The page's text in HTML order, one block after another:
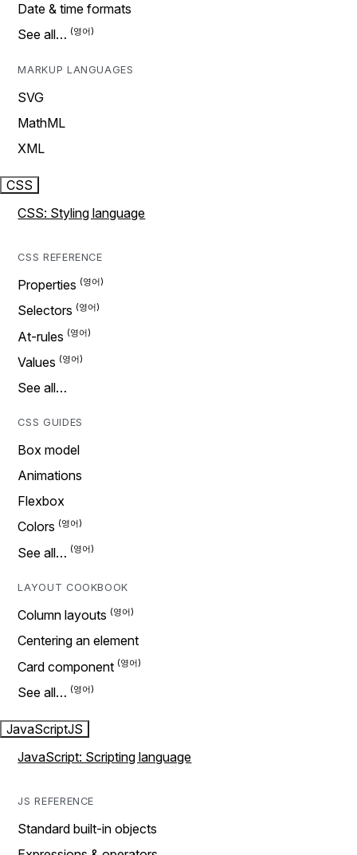
Date & time formats
See all…
MARKUP LANGUAGES
SVG
MathML
XML
CSS
CSS: Styling language
CSS REFERENCE
Properties
Selectors
At-rules
Values
See all…
CSS GUIDES
Box model
Animations
Flexbox
Colors
See all…
LAYOUT COOKBOOK
Column layouts
Centering an element
Card component
See all…
JavaScriptJS
JavaScript: Scripting language
JS REFERENCE
Standard built-in objects